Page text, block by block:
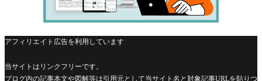
アフィリエイト広告を利用しています
当サイトはリンクフリーです。
ブログ内の記事本文や図解等は引用元として当サイト名と対象記事URLを貼りつ